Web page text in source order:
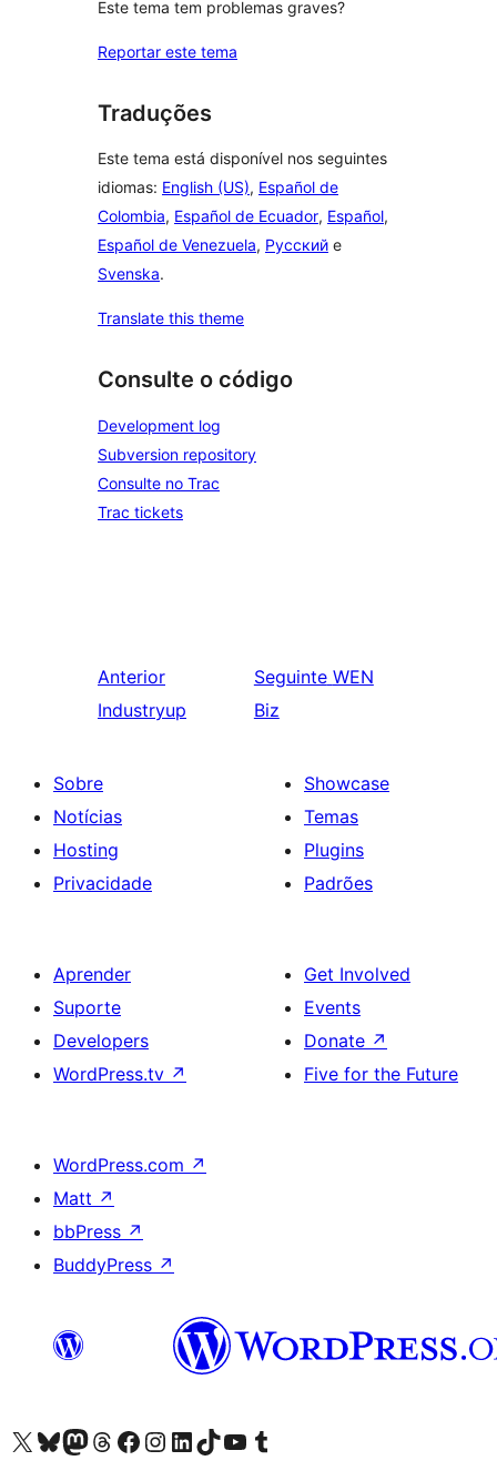
Este tema tem problemas graves?
Reportar este tema
Traduções
Este tema está disponível nos seguintes
idiomas: English (US), Español de
Colombia, Español de Ecuador, Español,
Español de Venezuela, Русский e
Svenska.
Translate this theme
Consulte o código
Development log
Subversion repository
Consulte no Trac
Trac tickets
Anterior
Industryup
Seguinte WEN
Biz
Sobre
Notícias
Hosting
Privacidade
Showcase
Temas
Plugins
Padrões
Aprender
Suporte
Developers
WordPress.tv ↗
Get Involved
Events
Donate ↗
Five for the Future
WordPress.com ↗
Matt ↗
bbPress ↗
BuddyPress ↗
Visite a nossa conta X (antigo Twitter)
Visit our Bluesky account
Visit our Mastodon account
Visit our Threads account
Visite a nossa página do Facebook
Visite a nossa conta no Instagram
Visite a nossa conta no LinkedIn
Visit our TikTok account
Visit our YouTube channel
Visit our Tumblr account